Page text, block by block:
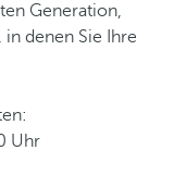
Generation,
denen Sie Ihre
Uhr